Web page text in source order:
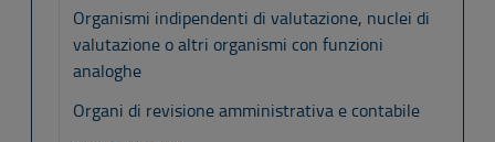
Organismi indipendenti di valutazione, nuclei di
valutazione o altri organismi con funzioni
analoghe
Organi di revisione amministrativa e contabile